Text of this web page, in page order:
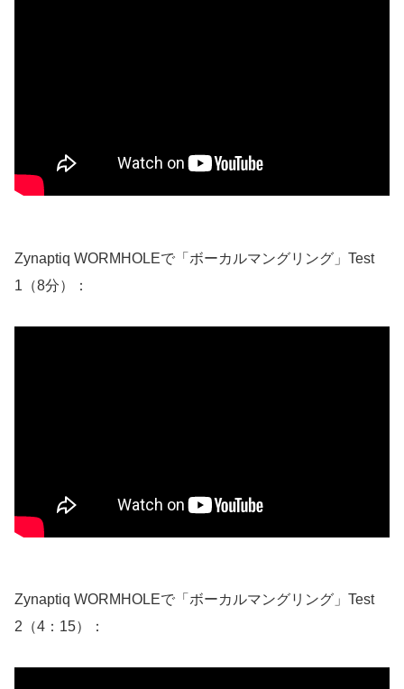
Zynaptiq WORMHOLEで「ボーカルマングリング」Test
1（8分）：
Zynaptiq WORMHOLEで「ボーカルマングリング」Test
2（4：15）：